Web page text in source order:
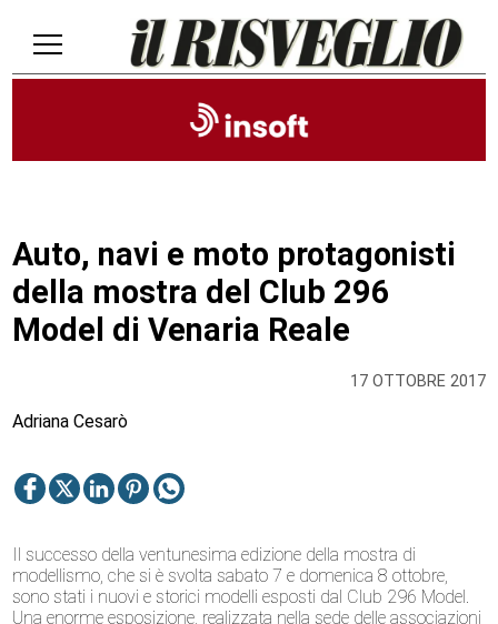
17 OTTOBRE 2017
Auto, navi e moto protagonisti
della mostra del Club 296
Model di Venaria Reale
Adriana Cesarò
Il successo della ventunesima edizione della mostra di
modellismo, che si è svolta sabato 7 e domenica 8 ottobre,
sono stati i nuovi e storici modelli esposti dal Club 296 Model.
Una enorme esposizione, realizzata nella sede delle associazioni